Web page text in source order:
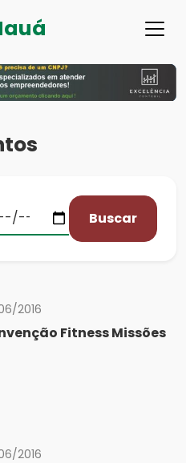
Buscar
2016
Fitness Missões
2016